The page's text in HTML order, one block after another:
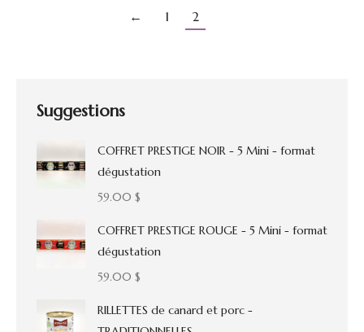
← 1 2
Suggestions
COFFRET PRESTIGE NOIR - 5 Mini - format
dégustation
59.00 $
COFFRET PRESTIGE ROUGE - 5 Mini - format
dégustation
59.00 $
RILLETTES de canard et porc -